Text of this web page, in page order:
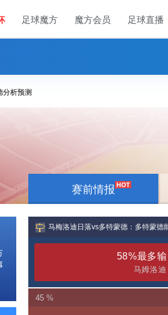
足球魔方 魔方会员 足球直播
分析预测
赛前情报
马梅洛迪日落vs多特蒙德：多特蒙德
58%最多
马姆洛迪
45 %